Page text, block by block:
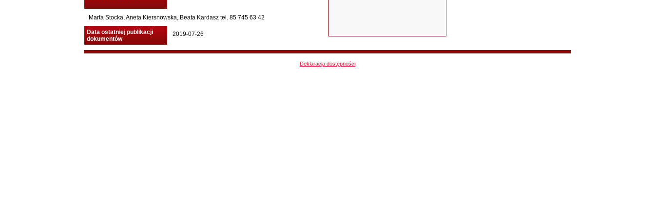
Marta Stocka, Aneta Kiersnowska, Beata Kardasz tel. 85 745 63 42
Data ostatniej publikacji
dokumentów
2019-07-26
Deklaracja dostępności